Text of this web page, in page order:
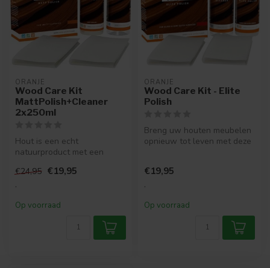
ORANJE
Wood Care Kit
MattPolish+Cleaner
2x250ml
Hout is een echt
natuurproduct met een
uitstraling. Om uw hout...
€24,95 €19,95
.
Op voorraad
ORANJE
Wood Care Kit - Elite
Polish
Breng uw houten meubelen
opnieuw tot leven met deze
€19,95
.
Op voorraad